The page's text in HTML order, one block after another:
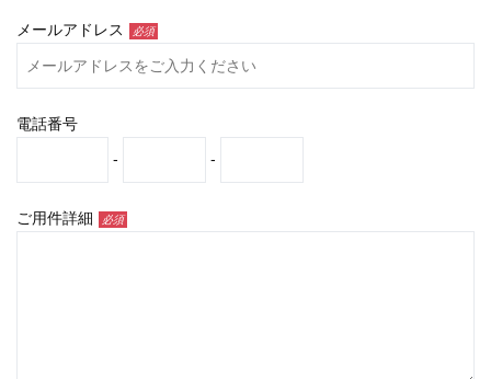
メールアドレス 必須
電話番号
-
-
ご用件詳細 必須